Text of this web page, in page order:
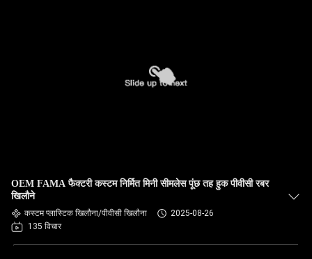
OEM FAMA फैक्टरी कस्टम निर्मित मिनी सीमलेस पूंछ तह हुक पीवीसी रबर
खिलौने
कस्टम प्लास्टिक खिलौना/पीवीसी खिलौना
2025-08-26
135 विचार